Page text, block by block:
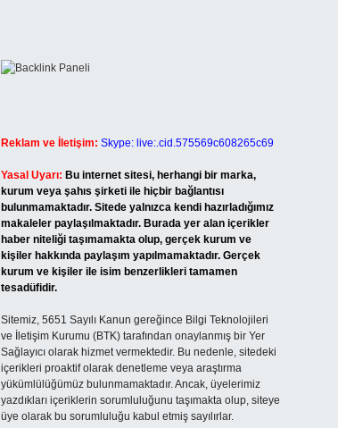
Reklam ve İletişim: Skype: live:.cid.575569c608265c69
Yasal Uyarı: Bu internet sitesi, herhangi bir marka,
kurum veya şahıs şirketi ile hiçbir bağlantısı
bulunmamaktadır. Sitede yalnızca kendi hazırladığımız
makaleler paylaşılmaktadır. Burada yer alan içerikler
haber niteliği taşımamakta olup, gerçek kurum ve
kişiler hakkında paylaşım yapılmamaktadır. Gerçek
kurum ve kişiler ile isim benzerlikleri tamamen
tesadüfidir.
Sitemiz, 5651 Sayılı Kanun gereğince Bilgi Teknolojileri
ve İletişim Kurumu (BTK) tarafından onaylanmış bir Yer
Sağlayıcı olarak hizmet vermektedir. Bu nedenle, sitedeki
içerikleri proaktif olarak denetleme veya araştırma
yükümlülüğümüz bulunmamaktadır. Ancak, üyelerimiz
yazdıkları içeriklerin sorumluluğunu taşımakta olup, siteye
üye olarak bu sorumluluğu kabul etmiş sayılırlar.